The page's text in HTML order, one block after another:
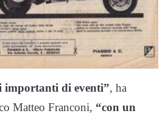
importanti di eventi”, ha
Matteo Franconi, “con un